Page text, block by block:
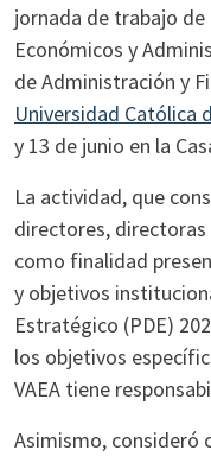
jornada de trabajo
Económicos y
de Administración y
Universidad Católica
y 13 de junio en la
La actividad, que
directores,
como finalidad
y objetivos
Estratégico (PDE)
los objetivos
VAEA tiene
Asimismo, consideró